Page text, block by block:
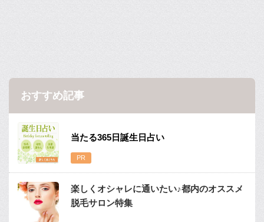
おすすめ記事
当たる365日誕生日占い
楽しくオシャレに通いたい♪都内のオススメ
脱毛サロン特集